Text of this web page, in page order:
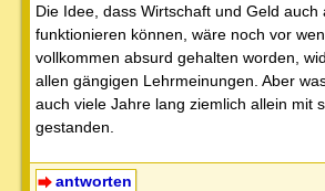
Die Idee, dass Wirtschaft und Geld auch
funktionieren können, wäre noch vor
vollkommen absurd gehalten worden,
allen gängigen Lehrmeinungen. Aber
auch viele Jahre lang ziemlich allein mit
gestanden.
antworten